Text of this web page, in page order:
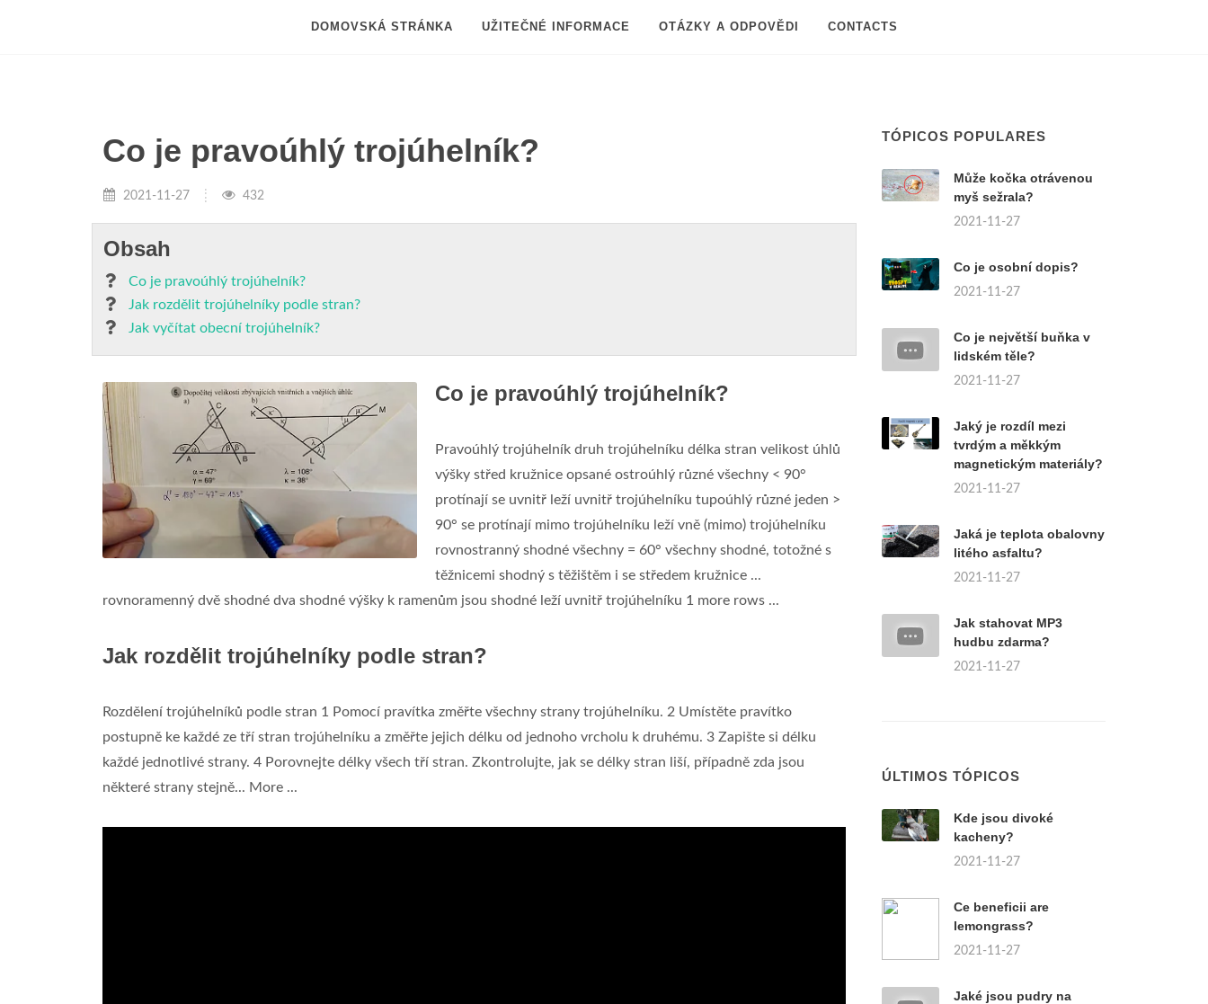
DOMOVSKÁ STRÁNKA UŽITEČNÉ INFORMACE OTÁZKY A ODPOVĚDI CONTACTS
Co je pravoúhlý trojúhelník?
2021-11-27 432
Obsah
Co je pravoúhlý trojúhelník?
Jak rozdělit trojúhelníky podle stran?
Jak vyčítat obecní trojúhelník?
Co je pravoúhlý trojúhelník?
Pravoúhlý trojúhelník druh trojúhelníku délka stran velikost úhlů
výšky střed kružnice opsané ostroúhlý různé všechny < 90°
protínají se uvnitř leží uvnitř trojúhelníku tupoúhlý různé jeden >
90° se protínají mimo trojúhelníku leží vně (mimo) trojúhelníku
rovnostranný shodné všechny = 60° všechny shodné, totožné s
těžnicemi shodný s těžištěm i se středem kružnice ...
rovnoramenný dvě shodné dva shodné výšky k ramenům jsou shodné leží uvnitř trojúhelníku 1 more rows ...
Jak rozdělit trojúhelníky podle stran?
Rozdělení trojúhelníků podle stran 1 Pomocí pravítka změřte všechny strany trojúhelníku. 2 Umístěte pravítko
postupně ke každé ze tří stran trojúhelníku a změřte jejich délku od jednoho vrcholu k druhému. 3 Zapište si délku
každé jednotlivé strany. 4 Porovnejte délky všech tří stran. Zkontrolujte, jak se délky stran liší, případně zda jsou
některé strany stejně... More ...
TÓPICOS POPULARES
Může kočka otrávenou
myš sežrala?
2021-11-27
Co je osobní dopis?
2021-11-27
Co je největší buňka v
lidském těle?
2021-11-27
Jaký je rozdíl mezi
tvrdým a měkkým
magnetickým materiály?
2021-11-27
Jaká je teplota obalovny
litého asfaltu?
2021-11-27
Jak stahovat MP3
hudbu zdarma?
2021-11-27
ÚLTIMOS TÓPICOS
Kde jsou divoké
kacheny?
2021-11-27
Ce beneficii are
lemongrass?
2021-11-27
Jaké jsou pudry na